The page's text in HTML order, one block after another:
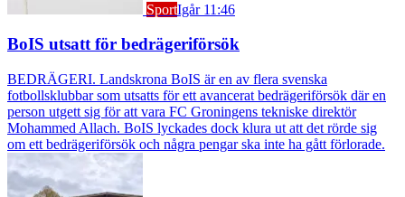
SportIgår 11:46
BoIS utsatt för bedrägeriförsök
BEDRÄGERI. Landskrona BoIS är en av flera svenska
fotbollsklubbar som utsatts för ett avancerat bedrägeriförsök där en
person utgett sig för att vara FC Groningens tekniske direktör
Mohammed Allach. BoIS lyckades dock klura ut att det rörde sig
om ett bedrägeriförsök och några pengar ska inte ha gått förlorade.